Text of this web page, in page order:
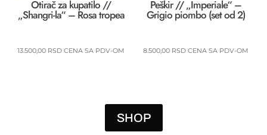
Otirač za kupatilo //
„Shangri-la“ – Rosa tropea
13.500,00 RSD CENA SA PDV-OM
Peškir // „Imperiale“ –
Grigio piombo (set od 2)
8.500,00 RSD CENA SA PDV-OM
SHOP